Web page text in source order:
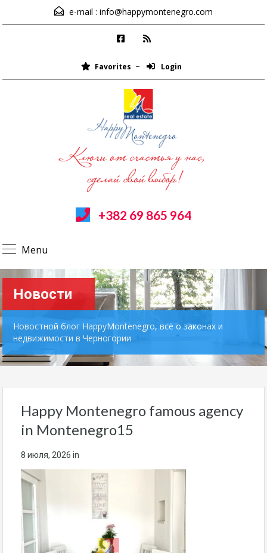
e-mail : info@happymontenegro.com
Favorites Login
+382 69 865 964
Menu
Новости
Новостной блог HappyMontenegro, всё о законах и
недвижимости в Черногории
Happy Montenegro famous agency
in Montenegro15
8 июля, 2026 in